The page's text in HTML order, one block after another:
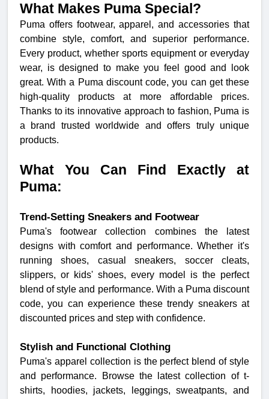
What Makes Puma Special?
Puma offers footwear, apparel, and accessories that
combine style, comfort, and superior performance.
Every product, whether sports equipment or everyday
wear, is designed to make you feel good and look
great. With a Puma discount code, you can get these
high-quality products at more affordable prices.
Thanks to its innovative approach to fashion, Puma is
a brand trusted worldwide and offers truly unique
products.
What You Can Find Exactly at
Puma:
Trend-Setting Sneakers and Footwear
Puma's footwear collection combines the latest
designs with comfort and performance. Whether it's
running shoes, casual sneakers, soccer cleats,
slippers, or kids' shoes, every model is the perfect
blend of style and performance. With a Puma discount
code, you can experience these trendy sneakers at
discounted prices and step with confidence.
Stylish and Functional Clothing
Puma's apparel collection is the perfect blend of style
and performance. Browse the latest collection of t-
shirts, hoodies, jackets, leggings, sweatpants, and